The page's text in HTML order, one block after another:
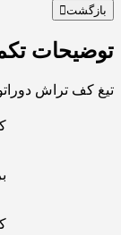
بازگشت
توضیحات
تیغ کف تراش دوراتو کد